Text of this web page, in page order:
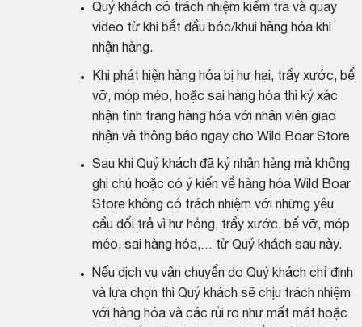
Quý khách có trách nhiệm kiểm tra và quay
video từ khi bắt đầu bóc/khui hàng hóa khi
nhận hàng.
Khi phát hiện hàng hóa bị hư hại, trầy xước, bể
vỡ, móp méo, hoặc sai hàng hóa thì ký xác
nhận tình trạng hàng hóa với nhân viên giao
nhận và thông báo ngay cho Wild Boar Store
Sau khi Quý khách đã ký nhận hàng mà không
ghi chú hoặc có ý kiến về hàng hóa Wild Boar
Store không có trách nhiệm với những yêu
cầu đổi trả vì hư hỏng, trầy xước, bể vỡ, móp
méo, sai hàng hóa,… từ Quý khách sau này.
Nếu dịch vụ vận chuyển do Quý khách chỉ định
và lựa chọn thì Quý khách sẽ chịu trách nhiệm
với hàng hóa và các rủi ro như mất mát hoặc